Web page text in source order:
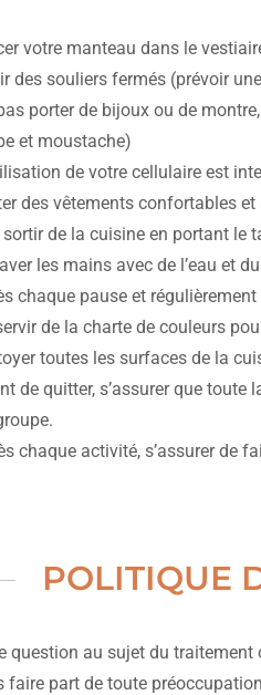
votre manteau dans le
des souliers fermés (prévoir
porter de bijoux ou de
et moustache)
de votre cellulaire est
des vêtements confortables
sortir de la cuisine en portant le
les mains avec de l’eau et
chaque pause et
de la charte de couleurs
toutes les surfaces de la
de quitter, s’assurer que toute
chaque activité, s’assurer de
POLITIQUE
question au sujet du
faire part de toute